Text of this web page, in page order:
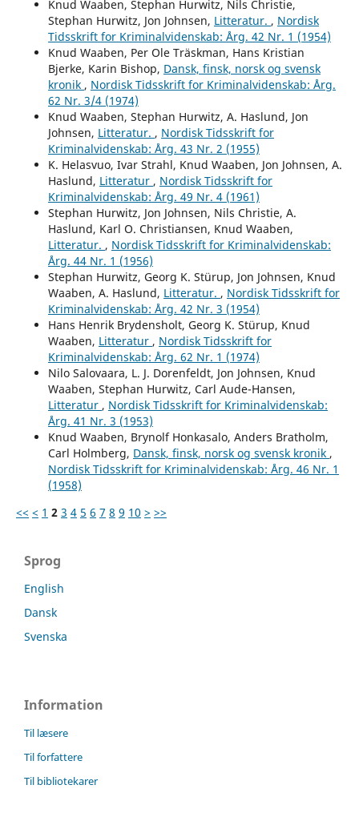
Knud Waaben, Stephan Hurwitz, Nils Christie,
Stephan Hurwitz, Jon Johnsen, Litteratur. , Nordisk
Tidsskrift for Kriminalvidenskab: Årg. 42 Nr. 1 (1954)
Knud Waaben, Per Ole Träskman, Hans Kristian
Bjerke, Karin Bishop, Dansk, finsk, norsk og svensk
kronik , Nordisk Tidsskrift for Kriminalvidenskab: Årg.
62 Nr. 3/4 (1974)
Knud Waaben, Stephan Hurwitz, A. Haslund, Jon
Johnsen, Litteratur. , Nordisk Tidsskrift for
Kriminalvidenskab: Årg. 43 Nr. 2 (1955)
K. Helasvuo, Ivar Strahl, Knud Waaben, Jon Johnsen, A.
Haslund, Litteratur , Nordisk Tidsskrift for
Kriminalvidenskab: Årg. 49 Nr. 4 (1961)
Stephan Hurwitz, Jon Johnsen, Nils Christie, A.
Haslund, Karl O. Christiansen, Knud Waaben,
Litteratur. , Nordisk Tidsskrift for Kriminalvidenskab:
Årg. 44 Nr. 1 (1956)
Stephan Hurwitz, Georg K. Stürup, Jon Johnsen, Knud
Waaben, A. Haslund, Litteratur. , Nordisk Tidsskrift for
Kriminalvidenskab: Årg. 42 Nr. 3 (1954)
Hans Henrik Brydensholt, Georg K. Stürup, Knud
Waaben, Litteratur , Nordisk Tidsskrift for
Kriminalvidenskab: Årg. 62 Nr. 1 (1974)
Nilo Salovaara, L. J. Dorenfeldt, Jon Johnsen, Knud
Waaben, Stephan Hurwitz, Carl Aude-Hansen,
Litteratur , Nordisk Tidsskrift for Kriminalvidenskab:
Årg. 41 Nr. 3 (1953)
Knud Waaben, Brynolf Honkasalo, Anders Bratholm,
Carl Holmberg, Dansk, finsk, norsk og svensk kronik ,
Nordisk Tidsskrift for Kriminalvidenskab: Årg. 46 Nr. 1
(1958)
<< < 1 2 3 4 5 6 7 8 9 10 > >>
Sprog
English
Dansk
Svenska
Information
Til læsere
Til forfattere
Til bibliotekarer